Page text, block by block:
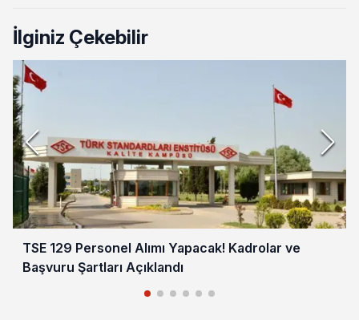
İlginiz Çekebilir
TSE 129 Personel Alımı Yapacak! Kadrolar ve
Başvuru Şartları Açıklandı